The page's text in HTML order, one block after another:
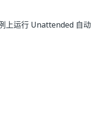
上运行 Unattended 自动